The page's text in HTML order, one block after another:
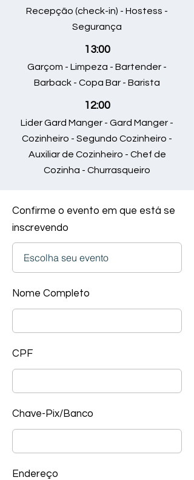
Recepção (check-in) - Hostess -
Segurança
13:00
Garçom - Limpeza - Bartender -
Barback - Copa Bar - Barista
12:00
Lider Gard Manger - Gard Manger -
Cozinheiro - Segundo Cozinheiro -
Auxiliar de Cozinheiro - Chef de
Cozinha - Churrasqueiro
Confirme o evento em que está se
inscrevendo
Nome Completo
CPF
Chave-Pix/Banco
Endereço